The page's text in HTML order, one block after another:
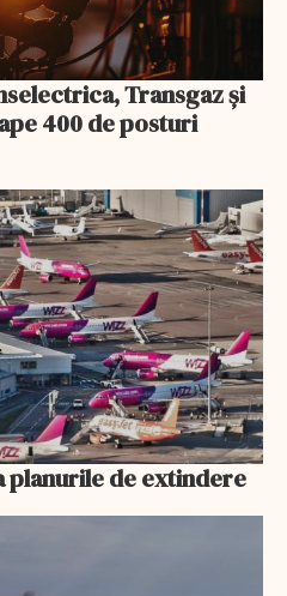
Transgaz și
400 de posturi
planurile de extindere